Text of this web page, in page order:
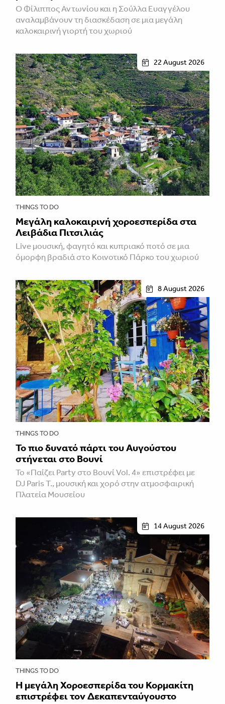
Ο Φίλιππος Αντωνίου και η Σούλλα Ευαγγέλου
αναλαμβάνουν τη διασκέδαση σε μια μεγάλη
καλοκαιρινή γιορτή του χωριού
22 August 2026
THINGS TO DO
Μεγάλη καλοκαιρινή χοροεσπερίδα στα
Λειβάδια Πιτσιλιάς
Live μουσική, φαγητό και κυπριακό ποτό σε μια
όμορφη βραδιά στο Κοινοτικό Πάρκο του χωριού
8 August 2026
THINGS TO DO
Το πιο δυνατό πάρτι του Αυγούστου
στήνεται στο Βουνί
Το «Παίζει Party στο Βουνί Vol. 4» επιστρέφει με
DJ Paris T., μουσική και χορό στην ατμοσφαιρική
Πλατεία Μουσείου
14 August 2026
THINGS TO DO
Η μεγάλη Χοροεσπερίδα του Κορμακίτη
επιστρέφει τον Δεκαπενταύγουστο